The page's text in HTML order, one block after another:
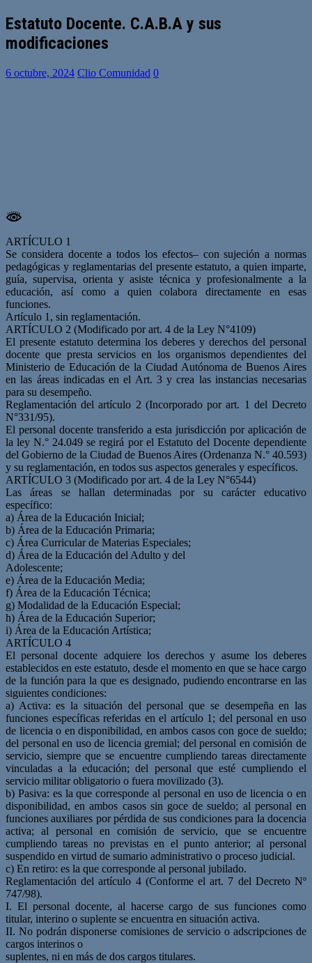
Estatuto Docente. C.A.B.A y sus
modificaciones
6 octubre, 2024 Clio Comunidad 0
ARTÍCULO 1
Se considera docente a todos los efectos– con sujeción a normas
pedagógicas y reglamentarias del presente estatuto, a quien imparte,
guía, supervisa, orienta y asiste técnica y profesionalmente a la
educación, así como a quien colabora directamente en esas
funciones.
Artículo 1, sin reglamentación.
ARTÍCULO 2 (Modificado por art. 4 de la Ley N°4109)
El presente estatuto determina los deberes y derechos del personal
docente que presta servicios en los organismos dependientes del
Ministerio de Educación de la Ciudad Autónoma de Buenos Aires
en las áreas indicadas en el Art. 3 y crea las instancias necesarias
para su desempeño.
Reglamentación del artículo 2 (Incorporado por art. 1 del Decreto
N°331/95).
El personal docente transferido a esta jurisdicción por aplicación de
la ley N.° 24.049 se regirá por el Estatuto del Docente dependiente
del Gobierno de la Ciudad de Buenos Aires (Ordenanza N.° 40.593)
y su reglamentación, en todos sus aspectos generales y específicos.
ARTÍCULO 3 (Modificado por art. 4 de la Ley N°6544)
Las áreas se hallan determinadas por su carácter educativo
específico:
a) Área de la Educación Inicial;
b) Área de la Educación Primaria;
c) Área Curricular de Materias Especiales;
d) Área de la Educación del Adulto y del
Adolescente;
e) Área de la Educación Media;
f) Área de la Educación Técnica;
g) Modalidad de la Educación Especial;
h) Área de la Educación Superior;
i) Área de la Educación Artística;
ARTÍCULO 4
El personal docente adquiere los derechos y asume los deberes
establecidos en este estatuto, desde el momento en que se hace cargo
de la función para la que es designado, pudiendo encontrarse en las
siguientes condiciones:
a) Activa: es la situación del personal que se desempeña en las
funciones específicas referidas en el artículo 1; del personal en uso
de licencia o en disponibilidad, en ambos casos con goce de sueldo;
del personal en uso de licencia gremial; del personal en comisión de
servicio, siempre que se encuentre cumpliendo tareas directamente
vinculadas a la educación; del personal que esté cumpliendo el
servicio militar obligatorio o fuera movilizado (3).
b) Pasiva: es la que corresponde al personal en uso de licencia o en
disponibilidad, en ambos casos sin goce de sueldo; al personal en
funciones auxiliares por pérdida de sus condiciones para la docencia
activa; al personal en comisión de servicio, que se encuentre
cumpliendo tareas no previstas en el punto anterior; al personal
suspendido en virtud de sumario administrativo o proceso judicial.
c) En retiro: es la que corresponde al personal jubilado.
Reglamentación del artículo 4 (Conforme el art. 7 del Decreto Nº
747/98).
I. El personal docente, al hacerse cargo de sus funciones como
titular, interino o suplente se encuentra en situación activa.
II. No podrán disponerse comisiones de servicio o adscripciones de
cargos interinos o
suplentes, ni en más de dos cargos titulares.